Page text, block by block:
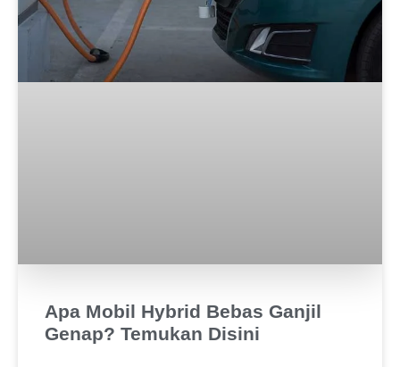
Apa Mobil Hybrid Bebas Ganjil
Genap? Temukan Disini